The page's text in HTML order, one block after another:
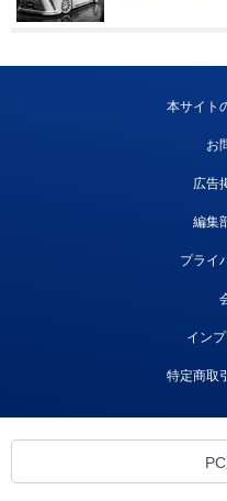
本サイト
お
広告
編集
プライ
イン
特定商取